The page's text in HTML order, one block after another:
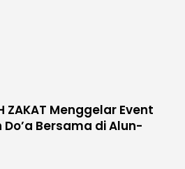
ZAKAT Menggelar Event
Bersama di Alun-